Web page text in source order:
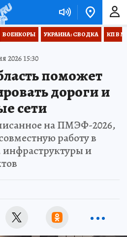
ВОЕНКОРЫ УКРАИНА: СВОДКА КП В
2026 15:30
поможет
дороги и
сети
на ПМЭФ-2026,
работу в
и